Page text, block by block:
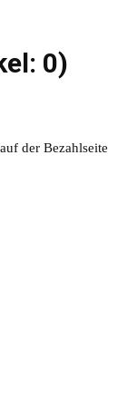
0)
der Bezahlseite